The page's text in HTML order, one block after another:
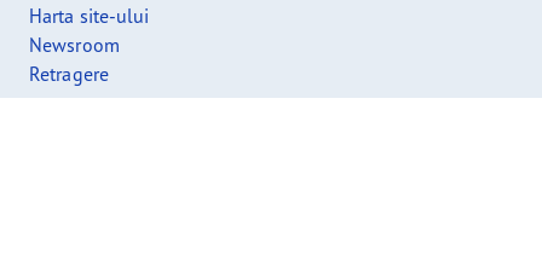
Harta site-ului
Newsroom
Retragere